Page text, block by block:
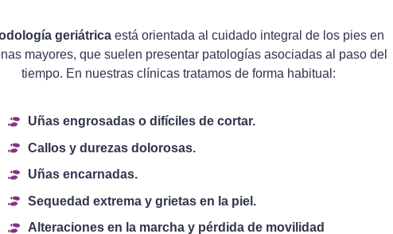
geriátricaestá orientada al cuidado integral de los pies en
mayores, que suelen presentar patologías asociadas al paso del
tiempo. En nuestras clínicas tratamos de forma habitual:
Uñas engrosadas o difíciles de cortar.
Callos y durezas dolorosas.
Uñas encarnadas.
Sequedad extrema y grietas en la piel.
Alteraciones en la marcha y pérdida de movilidad